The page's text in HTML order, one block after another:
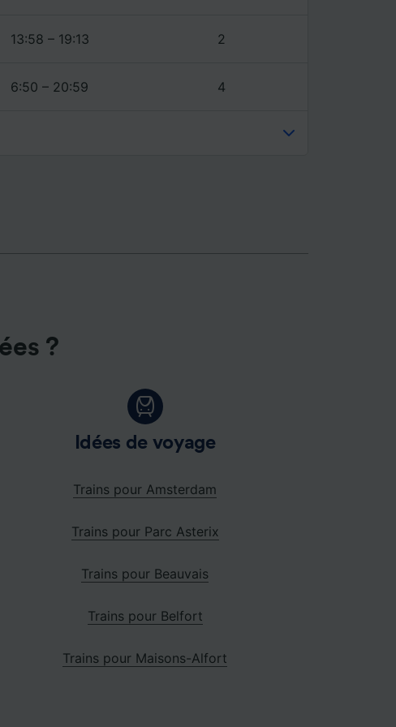
13:58 – 19:13 2
6:50 – 20:59 4
?
Idées de voyage
Trains pour Amsterdam
Trains pour Parc Asterix
Trains pour Beauvais
Trains pour Belfort
Trains pour Maisons-Alfort